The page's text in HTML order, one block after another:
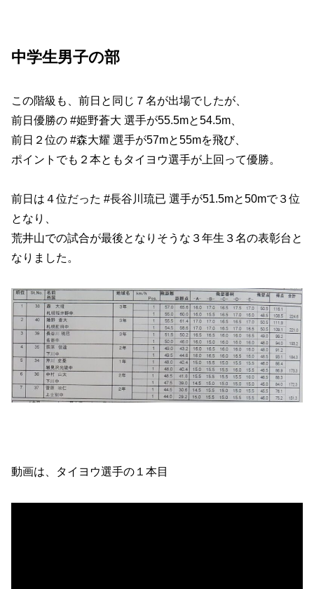
中学生男子の部
この階級も、前日と同じ７名が出場でしたが、
前日優勝の #姫野蒼大 選手が55.5mと54.5m、
前日２位の #森大耀 選手が57mと55mを飛び、
ポイントでも２本ともタイヨウ選手が上回って優勝。
前日は４位だった #長谷川琉已 選手が51.5mと50mで３位
となり、
荒井山での試合が最後となりそうな３年生３名の表彰台と
なりました。
動画は、タイヨウ選手の１本目